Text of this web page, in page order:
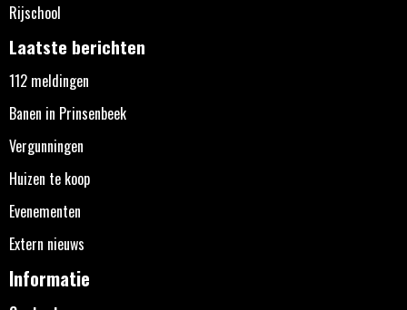
Rijschool
Laatste berichten
112 meldingen
Banen in Prinsenbeek
Vergunningen
Huizen te koop
Evenementen
Extern nieuws
Informatie